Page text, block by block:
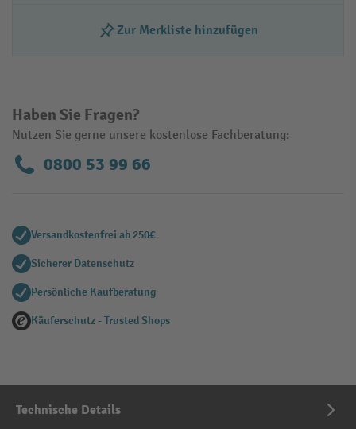
Zur Merkliste hinzufügen
Haben Sie Fragen?
Nutzen Sie gerne unsere kostenlose Fachberatung:
0800 53 99 66
Versandkostenfrei ab 250€
Sicherer Datenschutz
Persönliche Kaufberatung
Käuferschutz - Trusted Shops
Technische Details